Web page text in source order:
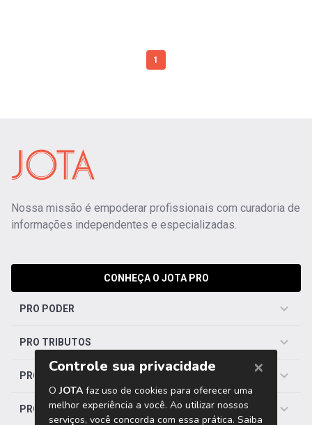
1
Nossa missão é empoderar profissionais com curadoria de
informações independentes e especializadas.
CONHEÇA O JOTA PRO
PRO PODER
PRO TRIBUTOS
PRO TRABALHISTA
PRO SAÚDE